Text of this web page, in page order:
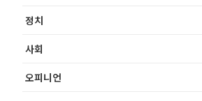
정치
사회
오피니언